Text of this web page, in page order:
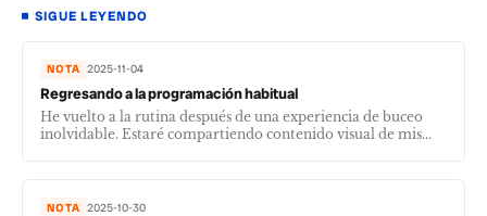
SIGUE LEYENDO
NOTA 2025-11-04
Regresando a la programación habitual
He vuelto a la rutina después de una experiencia de buceo
inolvidable. Estaré compartiendo contenido visual de mis...
NOTA 2025-10-30